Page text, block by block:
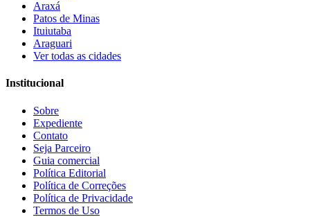
Araxá
Patos de Minas
Ituiutaba
Araguari
Ver todas as cidades
Institucional
Sobre
Expediente
Contato
Seja Parceiro
Guia comercial
Política Editorial
Política de Correções
Política de Privacidade
Termos de Uso